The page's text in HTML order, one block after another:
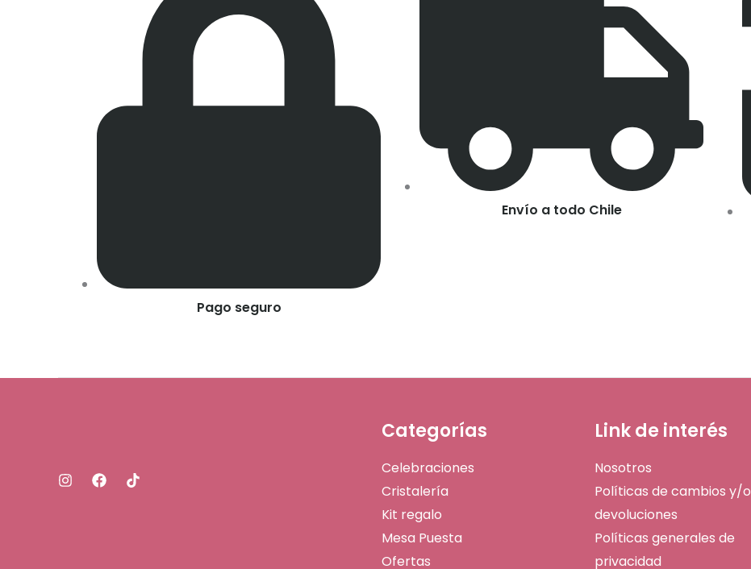
Pago seguro
Envío a todo Chile
Categorías
Celebraciones
Cristalería
Kit regalo
Mesa Puesta
Ofertas
Link de interés
Nosotros
Políticas de cambios y/o
devoluciones
Políticas generales de
privacidad